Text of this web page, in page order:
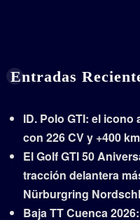
Entradas
ID. Polo GTI: el
con 226 CV y +400
El Golf GTI 50
tracción delantera
Nürburgring
Baja TT Cuenca